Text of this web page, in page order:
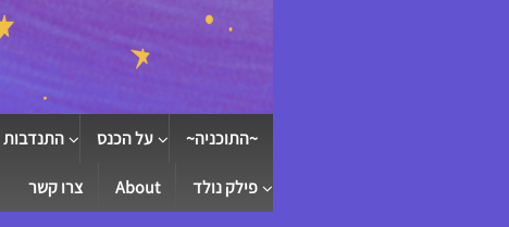
~התוכניה~ על הכנס התנדבות
פילק נולד About צרו קשר